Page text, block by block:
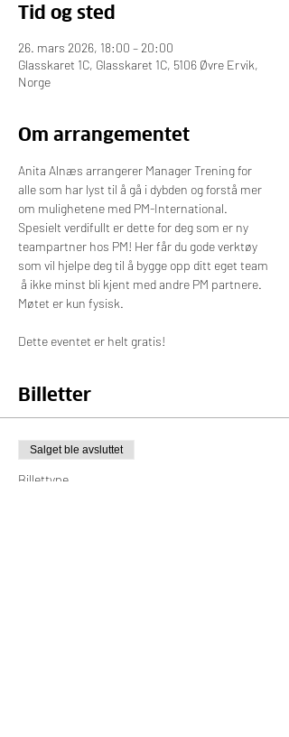
Tid og sted
26. mars 2026, 18:00 – 20:00
Glasskaret 1C, Glasskaret 1C, 5106 Øvre Ervik,
Norge
Om arrangementet
Anita Alnæs arrangerer Manager Trening for
alle som har lyst til å gå i dybden og forstå mer
om mulighetene med PM-International.
Spesielt verdifullt er dette for deg som er ny
teampartner hos PM! Her får du gode verktøy
som vil hjelpe deg til å bygge opp ditt eget team
å ikke minst bli kjent med andre PM partnere.
Møtet er kun fysisk.
Dette eventet er helt gratis!
Billetter
Salget ble avsluttet
Billettype